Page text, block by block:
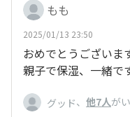
もも
2025/01/13 23:50
おめでとうございま
親子で保湿、一緒で
グッド、 他7人が